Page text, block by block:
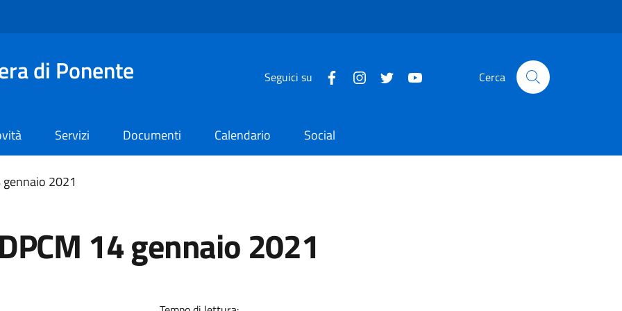
di Ponente Seguici su Cerca
Servizi Documenti Calendario Social
2021
14 gennaio 2021